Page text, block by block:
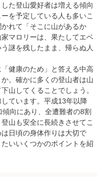
た登山愛好者は増える傾向
を予定している人も多いこ
れて「そこに山があるか
マロリーは、果たしてエベ
謎を残したまま、帰らぬ人
健康のため」と答える中高
。確かに多くの登山者は山
山してくることでしょう。
ています。平成13年以降
向にあり、全遭難者の8割
山も安全に長続きさせてこ
日頃の身体作りは大切で
いいくつかのポイントを紹